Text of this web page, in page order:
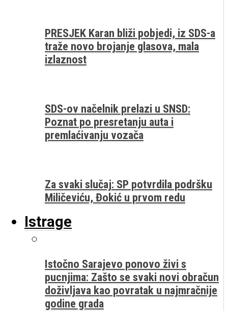
PRESJEK Karan bliži pobjedi, iz SDS-a
traže novo brojanje glasova, mala
izlaznost
SDS-ov načelnik prelazi u SNSD:
Poznat po presretanju auta i
premlaćivanju vozača
Za svaki slučaj: SP potvrdila podršku
Miličeviću, Đokić u prvom redu
Istrage
Istočno Sarajevo ponovo živi s
pucnjima: Zašto se svaki novi obračun
doživljava kao povratak u najmračnije
godine grada